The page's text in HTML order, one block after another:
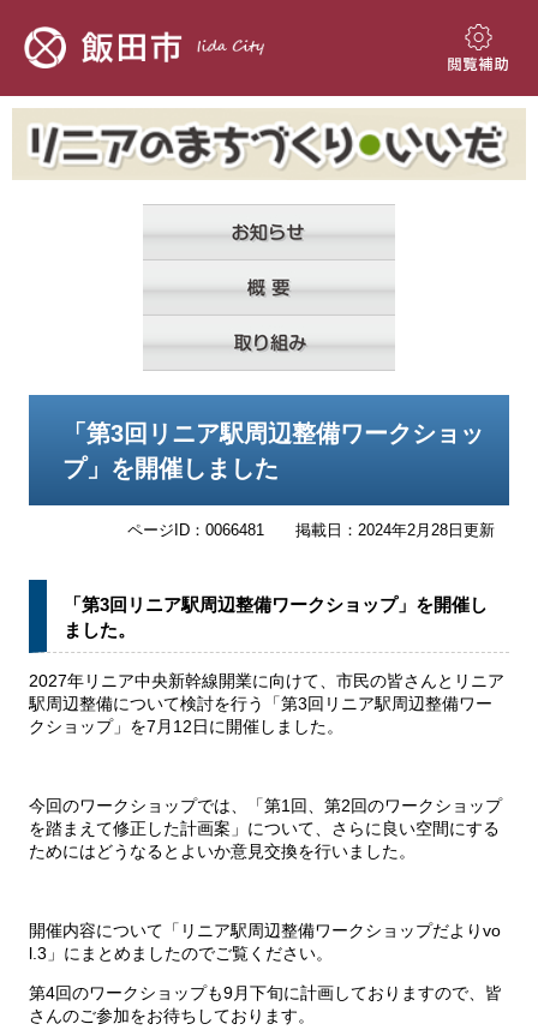
先
を
閲
助
「第3回リニア駅周辺整備ワークショッ
プ」を開催しました
ページID：0066481 掲載日：2024年2月28日更新
「第3回リニア駅周辺整備ワークショップ」を開催し
ました。
2027年リニア中央新幹線開業に向けて、市民の皆さんとリニア
駅周辺整備について検討を行う「第3回リニア駅周辺整備ワー
クショップ」を7月12日に開催しました。
今回のワークショップでは、「第1回、第2回のワークショップ
を踏まえて修正した計画案」について、さらに良い空間にする
ためにはどうなるとよいか意見交換を行いました。
開催内容について「リニア駅周辺整備ワークショップだよりvo
l.3」にまとめましたのでご覧ください。
第4回のワークショップも9月下旬に計画しておりますので、皆
さんのご参加をお待ちしております。